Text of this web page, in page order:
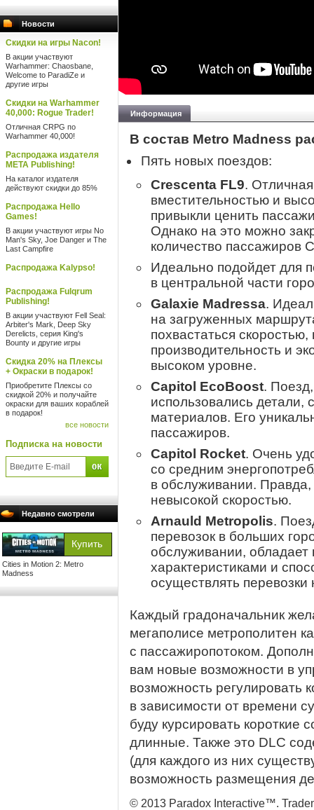
Новости
Скидки на игры Nacon!
В акции участвуют
Warhammer: Chaosbane,
Welcome to ParadiZe и
другие игры
Скидки на Warhammer
40,000: Rogue Trader!
Отличная CRPG по
Warhammer 40,000!
Распродажа издателя
META Publishing!
На каталог издателя
действуют скидки до 85%
Распродажа Hello
Games!
В акции участвуют игры No
Man's Sky, Joe Danger и The
Last Campfire
Распродажа Kalypso!
Распродажа Fulqrum
Publishing!
В акции участвуют Fell Seal:
Arbiter's Mark, Deep Sky
Derelicts, серия King's
Bounty и другие игры
Скидка 20% на Плексы
+ Окраски в подарок!
Приобретите Плексы со
скидкой 20% и получайте
окраски для ваших кораблей
в подарок!
все новости
Подписка на новости
Недавно смотрели
Cities in Motion 2: Metro
Madness
Информация
В состав Metro Madness
Пять новых поездов:
Crescenta FL9.
вместительностью и
привыкли ценить
Однако на это можно
количество пассажиров
Идеально подойдет для
в центральной части
Galaxie Madressa.
на загруженных
похвастаться скоростью,
производительность и
высоком уровне.
Capitol EcoBoost.
использовались
материалов. Его
пассажиров.
Capitol Rocket. Очень
со средним
в обслуживании. Правда,
невысокой скоростью.
Arnauld Metropolis.
перевозок в больших
обслуживании,
характеристиками и
осуществлять
Каждый градоначальник
мегаполисе метрополитен
с пассажиропотоком.
вам новые возможности в
возможность регулировать
в зависимости от времени
буду курсировать
длинные. Также это DLC
(для каждого из них
возможность размещения
© 2013 Paradox Interactive™.